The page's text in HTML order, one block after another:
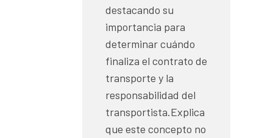
destacando su
importancia para
determinar cuándo
finaliza el contrato de
transporte y la
responsabilidad del
transportista.Explica
que este concepto no